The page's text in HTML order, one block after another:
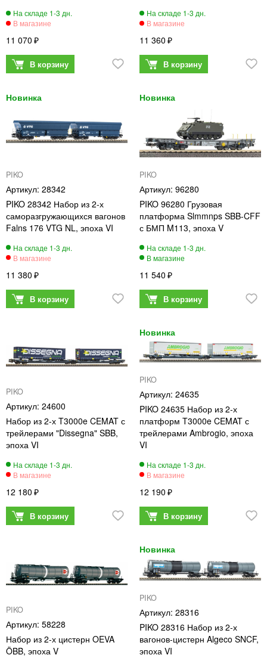
11 070 11 360
PIKO
28342
PIKO 28342 Набор из 2-х
саморазгружающихся вагонов
Falns 176 VTG NL, эпоха VI
11 380
PIKO
96280
PIKO 96280 Грузовая
платформа Slmmnps SBB-CFF
с БМП M113, эпоха V
11 540
PIKO
24600
Набор из 2-х T3000e CEMAT с
трейлерами "Dissegna" SBB,
эпоха VI
12 180
PIKO
24635
PIKO 24635 Набор из 2-х
платформ T3000e CEMAT с
трейлерами Ambrogio, эпоха
VI
12 190
PIKO
58228
Набор из 2-х цистерн OEVA
ÖBB, эпоха V
PIKO
28316
PIKO 28316 Набор из 2-х
вагонов-цистерн Algeco SNCF,
эпоха VI